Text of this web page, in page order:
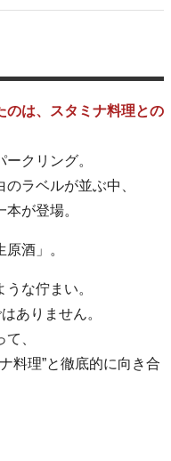
のは、スタミナ料理との
クリング。
ラベルが並ぶ中、
が登場。
酒」。
な佇まい。
ありません。
、
料理”と徹底的に向き合